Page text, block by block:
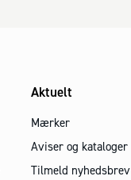
Aktuelt
Mærker
Aviser og kataloger
Tilmeld nyhedsbrev